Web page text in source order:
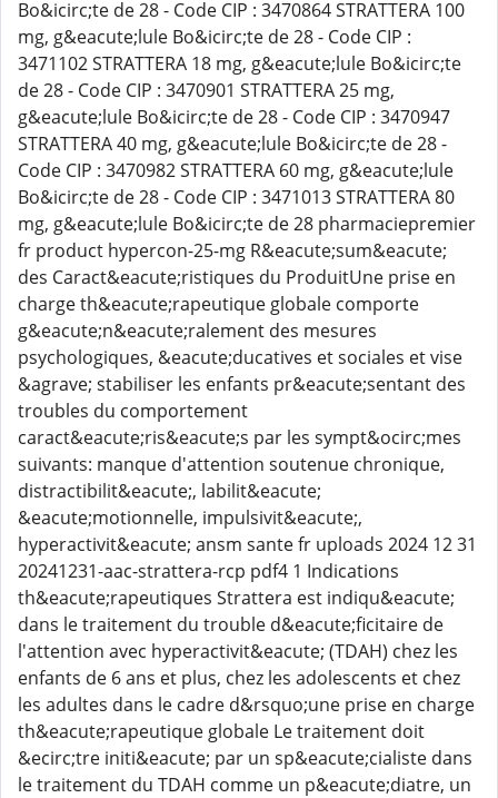
Bo&icirc;te de 28 - Code CIP : 3470864 STRATTERA 100
mg, g&eacute;lule Bo&icirc;te de 28 - Code CIP :
3471102 STRATTERA 18 mg, g&eacute;lule Bo&icirc;te
de 28 - Code CIP : 3470901 STRATTERA 25 mg,
g&eacute;lule Bo&icirc;te de 28 - Code CIP : 3470947
STRATTERA 40 mg, g&eacute;lule Bo&icirc;te de 28 -
Code CIP : 3470982 STRATTERA 60 mg, g&eacute;lule
Bo&icirc;te de 28 - Code CIP : 3471013 STRATTERA 80
mg, g&eacute;lule Bo&icirc;te de 28 pharmaciepremier
fr product hypercon-25-mg R&eacute;sum&eacute;
des Caract&eacute;ristiques du ProduitUne prise en
charge th&eacute;rapeutique globale comporte
g&eacute;n&eacute;ralement des mesures
psychologiques, &eacute;ducatives et sociales et vise
&agrave; stabiliser les enfants pr&eacute;sentant des
troubles du comportement
caract&eacute;ris&eacute;s par les sympt&ocirc;mes
suivants: manque d'attention soutenue chronique,
distractibilit&eacute;, labilit&eacute;
&eacute;motionnelle, impulsivit&eacute;,
hyperactivit&eacute; ansm sante fr uploads 2024 12 31
20241231-aac-strattera-rcp pdf4 1 Indications
th&eacute;rapeutiques Strattera est indiqu&eacute;
dans le traitement du trouble d&eacute;ficitaire de
l'attention avec hyperactivit&eacute; (TDAH) chez les
enfants de 6 ans et plus, chez les adolescents et chez
les adultes dans le cadre d&rsquo;une prise en charge
th&eacute;rapeutique globale Le traitement doit
&ecirc;tre initi&eacute; par un sp&eacute;cialiste dans
le traitement du TDAH comme un p&eacute;diatre, un